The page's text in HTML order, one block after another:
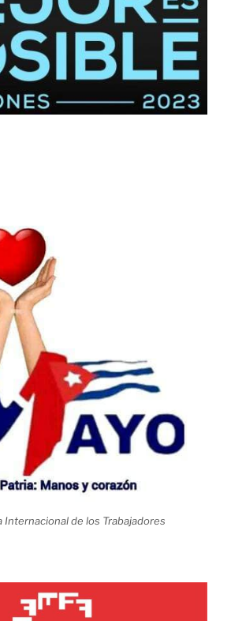
Internacional de los Trabajadores